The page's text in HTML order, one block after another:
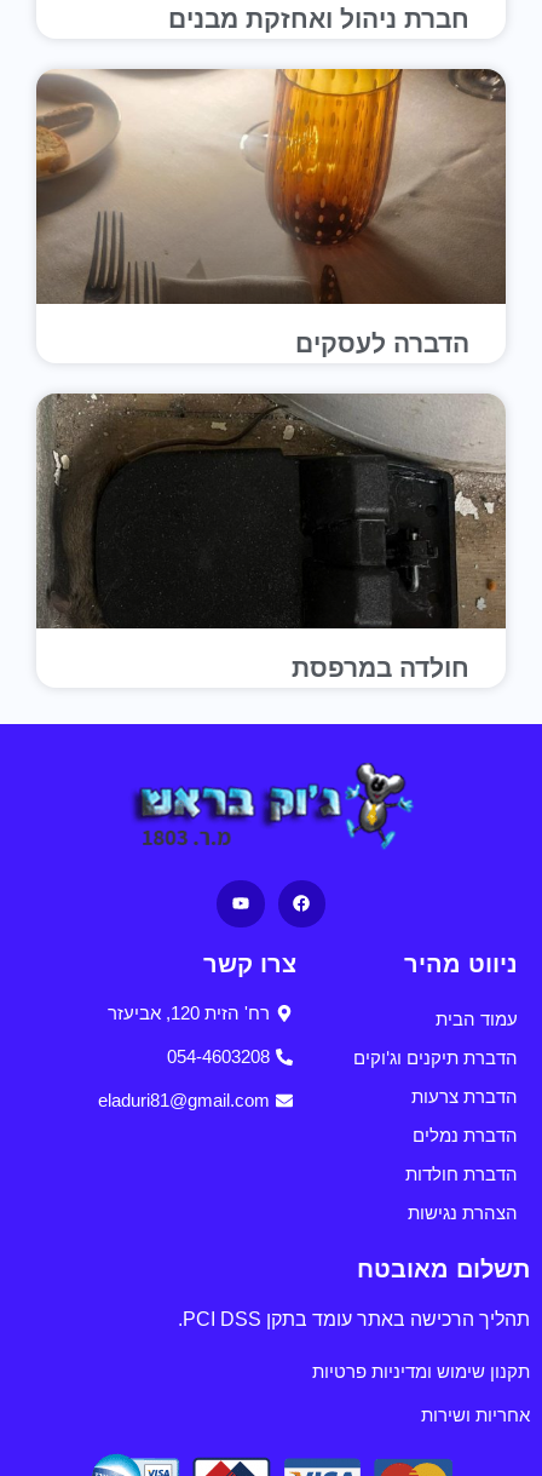
חברת ניהול ואחזקת מבנים
הדברה לעסקים
חולדה במרפסת
ניווט מהיר
עמוד הבית
הדברת תיקנים וג'וקים
הדברת צרעות
הדברת נמלים
הדברת חולדות
הצהרת נגישות
צרו קשר
רח' הזית 120, אביעזר
054-4603208
eladuri81@gmail.com
תשלום מאובטח
תהליך הרכישה באתר עומד בתקן PCI DSS.
תקנון שימוש ומדיניות פרטיות
אחריות ושירות